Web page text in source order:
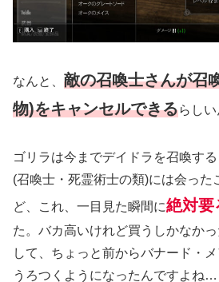
なんと、 敵の召喚士さんが召
物)をキャンセルできるらしい
ゴリラは今までデイドラを召喚す
(召喚士・死霊術士の類)には会った
ど、これ、一目見た瞬間に絶対要
た。バカ高いけれど買うしかなか
して、ちょっと前からバナード・
うろつくようになったんですよね…